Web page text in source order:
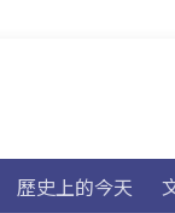
歷史上的今天